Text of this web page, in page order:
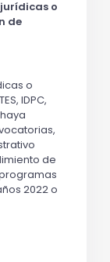
o
de
o
IDPC,
de
2022 o